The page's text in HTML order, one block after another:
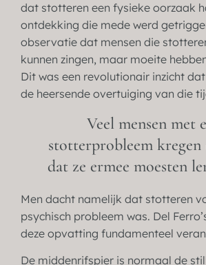
dat stotteren een fysieke oorzaak
ontdekking die mede werd
observatie dat mensen die
kunnen zingen, maar moeite
Dit was een revolutionair inzicht
de heersende overtuiging van die
Veel mensen met
stotterprobleem
dat ze ermee moesten
Men dacht namelijk dat stotteren
psychisch probleem was. Del
deze opvatting fundamenteel
De middenrifspier is normaal de